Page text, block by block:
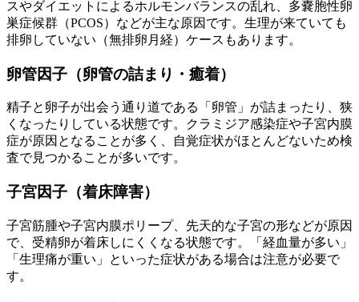
スやダイエットによるホルモンバランスの乱れ、 多嚢胞性卵
巣症候群（PCOS） などが主な原因です。生理が来ていても
排卵していない（無排卵月経）ケースもあります。
卵管因子（卵管の詰まり・癒着）
精子と卵子が出会う通り道である「卵管」が詰まったり、狭
くなったりしている状態です。クラミジア感染症や子宮内膜
症が原因となることが多く、自覚症状がほとんどないため検
査で見つかることが多いです。
子宮因子（着床障害）
子宮筋腫や子宮内膜ポリープ、先天的な子宮の形などが原因
で、受精卵が着床しにくくなる状態です。「経血量が多い」
「生理痛が重い」といった症状がある場合は注意が必要で
す。